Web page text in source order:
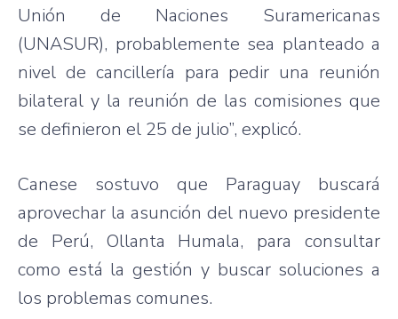
Unión de Naciones Suramericanas
(UNASUR), probablemente sea planteado a
nivel de cancillería para pedir una reunión
bilateral y la reunión de las comisiones que
se definieron el 25 de julio”, explicó.
Canese sostuvo que Paraguay buscará
aprovechar la asunción del nuevo presidente
de Perú, Ollanta Humala, para consultar
como está la gestión y buscar soluciones a
los problemas comunes.